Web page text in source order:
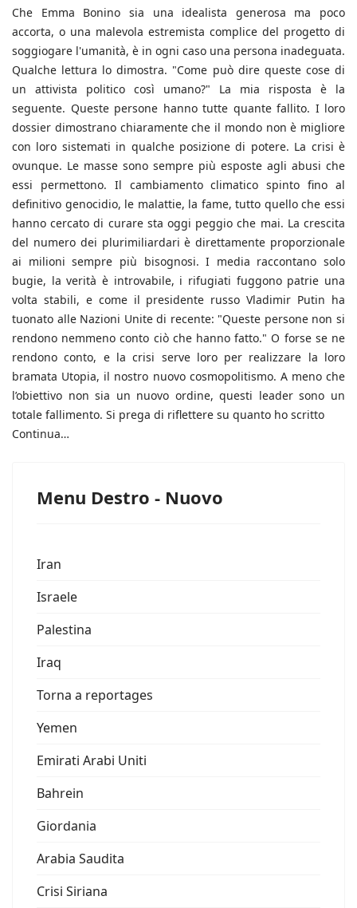
Che Emma Bonino sia una idealista generosa ma poco
accorta, o una malevola estremista complice del progetto di
soggiogare l'umanità, è in ogni caso una persona inadeguata.
Qualche lettura lo dimostra. "Come può dire queste cose di
un attivista politico così umano?" La mia risposta è la
seguente. Queste persone hanno tutte quante fallito. I loro
dossier dimostrano chiaramente che il mondo non è migliore
con loro sistemati in qualche posizione di potere. La crisi è
ovunque. Le masse sono sempre più esposte agli abusi che
essi permettono. Il cambiamento climatico spinto fino al
definitivo genocidio, le malattie, la fame, tutto quello che essi
hanno cercato di curare sta oggi peggio che mai. La crescita
del numero dei plurimiliardari è direttamente proporzionale
ai milioni sempre più bisognosi. I media raccontano solo
bugie, la verità è introvabile, i rifugiati fuggono patrie una
volta stabili, e come il presidente russo Vladimir Putin ha
tuonato alle Nazioni Unite di recente: "Queste persone non si
rendono nemmeno conto ciò che hanno fatto." O forse se ne
rendono conto, e la crisi serve loro per realizzare la loro
bramata Utopia, il nostro nuovo cosmopolitismo. A meno che
l’obiettivo non sia un nuovo ordine, questi leader sono un
totale fallimento. Si prega di riflettere su quanto ho scritto
Continua…
Menu Destro - Nuovo
Iran
Israele
Palestina
Iraq
Torna a reportages
Yemen
Emirati Arabi Uniti
Bahrein
Giordania
Arabia Saudita
Crisi Siriana